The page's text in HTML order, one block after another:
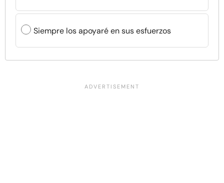
Siempre los apoyaré en sus esfuerzos